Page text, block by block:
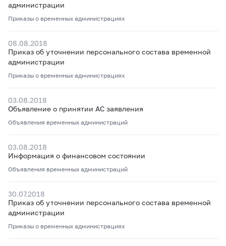
администрации
Приказы о временных администрациях
08.08.2018
Приказ об уточнении персонального состава временной
администрации
Приказы о временных администрациях
03.08.2018
Объявление о принятии АС заявления
Объявления временных администраций
03.08.2018
Информация о финансовом состоянии
Объявления временных администраций
30.07.2018
Приказ об уточнении персонального состава временной
администрации
Приказы о временных администрациях